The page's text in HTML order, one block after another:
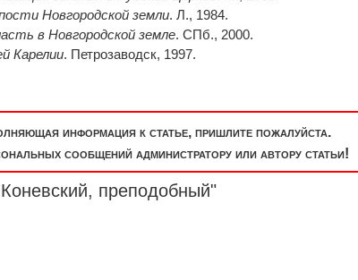
Новгородской земли. Л., 1984.
в Новгородской земле. СПб., 2000.
Карелии. Петрозаводск, 1997.
информация к статье, пришлите пожалуйста.
сообщений администратору или автору статьи!
преподобный"